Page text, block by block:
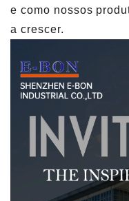
e como nossos
a crescer.